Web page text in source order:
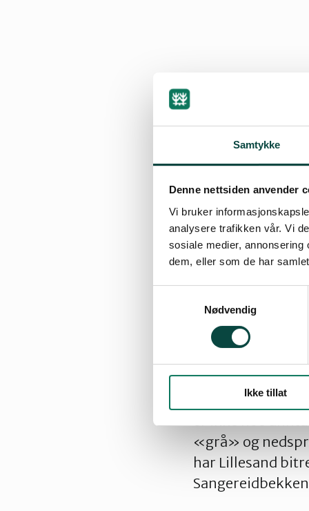
Samtykke
Denne nettsiden anvender
Vi bruker
analysere trafikken vår. Vi
sosiale medier,
dem, eller som de har
Nødvendig
Ikke tillat
Stokkelands
I motsetning til
hovedproblemet
planer for to
begge stedene
er ikke noe
«grå» og
har Lillesand